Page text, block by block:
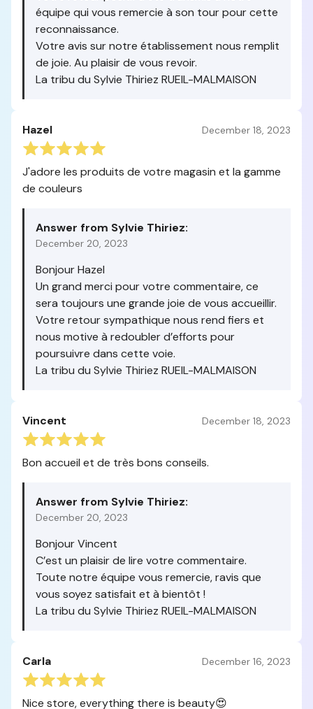
équipe qui vous remercie à son tour pour cette
reconnaissance.
Votre avis sur notre établissement nous remplit
de joie. Au plaisir de vous revoir.
La tribu du Sylvie Thiriez RUEIL-MALMAISON
Hazel December 18, 2023
J'adore les produits de votre magasin et la gamme
de couleurs
Answer from Sylvie Thiriez:
December 20, 2023
Bonjour Hazel
Un grand merci pour votre commentaire, ce
sera toujours une grande joie de vous accueillir.
Votre retour sympathique nous rend fiers et
nous motive à redoubler d’efforts pour
poursuivre dans cette voie.
La tribu du Sylvie Thiriez RUEIL-MALMAISON
Vincent December 18, 2023
Bon accueil et de très bons conseils.
Answer from Sylvie Thiriez:
December 20, 2023
Bonjour Vincent
C’est un plaisir de lire votre commentaire.
Toute notre équipe vous remercie, ravis que
vous soyez satisfait et à bientôt !
La tribu du Sylvie Thiriez RUEIL-MALMAISON
Carla December 16, 2023
Nice store, everything there is beauty😍